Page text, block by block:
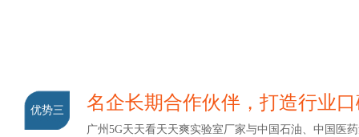
优势三 名企长期合作伙伴，打造行业
广州5G天天看天天爽实验室厂家与中国石油、中国医药集